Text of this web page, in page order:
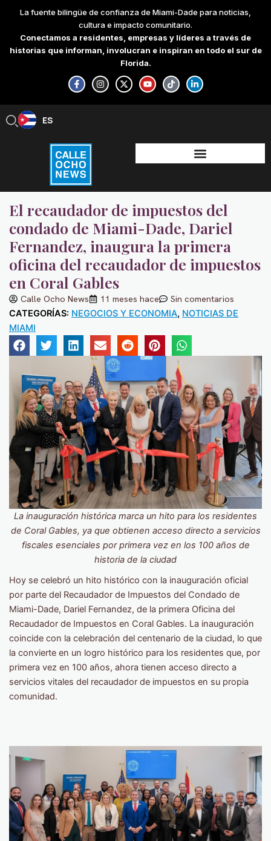
content
La fuente bilingüe de confianza de Miami-Dade para noticias,
cultura e impacto comunitario.
Conectamos a residentes, empresas y líderes a través de
historias que informan, involucran e inspiran en todo el sur de
Florida.
F
a
c
e
-
f
I
n
s
t
X
-
t
w
Y
o
u
t
T
i
k
t
L
i
n
k
-
i
n
ES
EN
El recaudador de impuestos del
condado de Miami-Dade, Dariel
Fernandez, inaugura la primera
oficina del recaudador de impuestos
en Coral Gables
Calle Ocho News 11 meses hace Sin comentarios
CATEGORÍAS: NEGOCIOS Y ECONOMIA, NOTICIAS DE
MIAMI
La inauguración histórica marca un hito para los residentes
de Coral Gables, ya que obtienen acceso directo a servicios
fiscales esenciales por primera vez en los 100 años de
historia de la ciudad
Hoy se celebró un hito histórico con la inauguración oficial
por parte del Recaudador de Impuestos del Condado de
Miami-Dade, Dariel Fernandez, de la primera Oficina del
Recaudador de Impuestos en Coral Gables. La inauguración
coincide con la celebración del centenario de la ciudad, lo que
la convierte en un logro histórico para los residentes que, por
primera vez en 100 años, ahora tienen acceso directo a
servicios vitales del recaudador de impuestos en su propia
comunidad.